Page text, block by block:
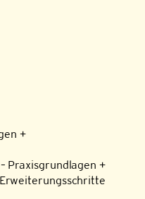
+
– Praxisgrundlagen +
Erweiterungsschritte